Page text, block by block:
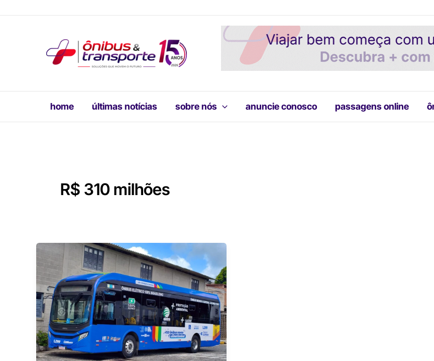
home últimas notícias sobre nós anuncie conosco passagens online
R$ 310 milhões